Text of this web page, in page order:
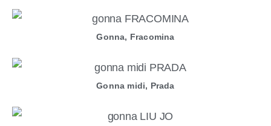
Gonna, Fracomina
Gonna midi, Prada